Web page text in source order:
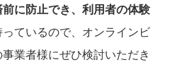
に防止でき、利用者の体験
っているので、オンラインビ
業者様にぜひ検討いただき